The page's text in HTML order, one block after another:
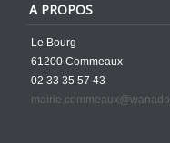
A PROPOS
Le Bourg
61200 Commeaux
02 33 35 57 43